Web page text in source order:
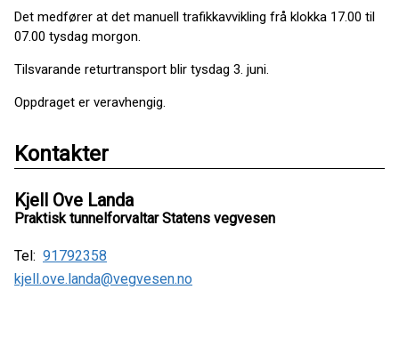
Det medfører at det manuell trafikkavvikling frå klokka 17.00 til
07.00 tysdag morgon.
Tilsvarande returtransport blir tysdag 3. juni.
Oppdraget er veravhengig.
Kontakter
Kjell Ove Landa
Praktisk tunnelforvaltar Statens vegvesen
Tel: 91792358
kjell.ove.landa@vegvesen.no